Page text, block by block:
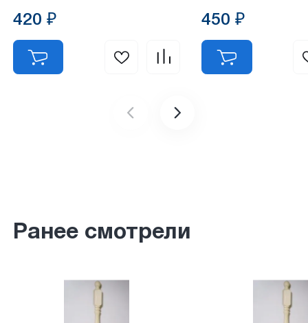
420 ₽ 450 ₽
Ранее смотрели